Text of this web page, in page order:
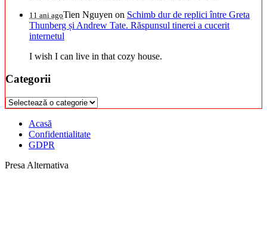
11 ani agoTien Nguyen on Schimb dur de replici între Greta
Thunberg și Andrew Tate. Răspunsul tinerei a cucerit
internetul
I wish I can live in that cozy house.
Categorii
Categorii
Acasă
Confidentialitate
GDPR
Presa Alternativa